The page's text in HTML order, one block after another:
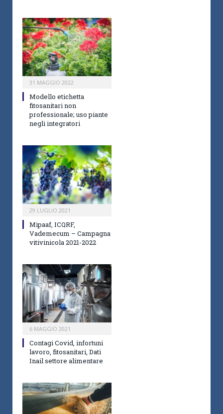
31 MAGGIO 2022
Modello etichetta
fitosanitari non
professionale; uso piante
negli integratori
29 LUGLIO 2021
Mipaaf, ICQRF,
Vademecum – Campagna
vitivinicola 2021-2022
6 MAGGIO 2021
Contagi Covid, infortuni
lavoro, fitosanitari, Dati
Inail settore alimentare